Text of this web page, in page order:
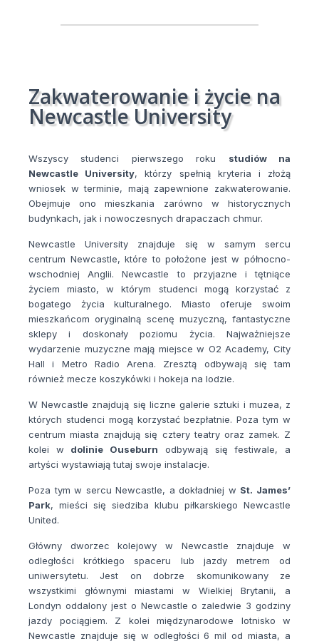
Zakwaterowanie i życie na
Newcastle University
Wszyscy studenci pierwszego roku studiów na
Newcastle University, którzy spełnią kryteria i złożą
wniosek w terminie, mają zapewnione zakwaterowanie.
Obejmuje ono mieszkania zarówno w historycznych
budynkach, jak i nowoczesnych drapaczach chmur.
Newcastle University znajduje się w samym sercu
centrum Newcastle, które to położone jest w północno-
wschodniej Anglii. Newcastle to przyjazne i tętniące
życiem miasto, w którym studenci mogą korzystać z
bogatego życia kulturalnego. Miasto oferuje swoim
mieszkańcom oryginalną scenę muzyczną, fantastyczne
sklepy i doskonały poziomu życia. Najważniejsze
wydarzenie muzyczne mają miejsce w O2 Academy, City
Hall i Metro Radio Arena. Zresztą odbywają się tam
również mecze koszykówki i hokeja na lodzie.
W Newcastle znajdują się liczne galerie sztuki i muzea, z
których studenci mogą korzystać bezpłatnie. Poza tym w
centrum miasta znajdują się cztery teatry oraz zamek. Z
kolei w dolinie Ouseburn odbywają się festiwale, a
artyści wystawiają tutaj swoje instalacje.
Poza tym w sercu Newcastle, a dokładniej w St. James’
Park, mieści się siedziba klubu piłkarskiego Newcastle
United.
Główny dworzec kolejowy w Newcastle znajduje w
odległości krótkiego spaceru lub jazdy metrem od
uniwersytetu. Jest on dobrze skomunikowany ze
wszystkimi głównymi miastami w Wielkiej Brytanii, a
Londyn oddalony jest o Newcastle o zaledwie 3 godziny
jazdy pociągiem. Z kolei międzynarodowe lotnisko w
Newcastle znajduje się w odległości 6 mil od miasta, a